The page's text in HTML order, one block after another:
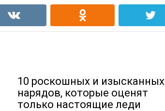
10 роскошных и изысканных
нарядов, которые оценят
только настоящие леди